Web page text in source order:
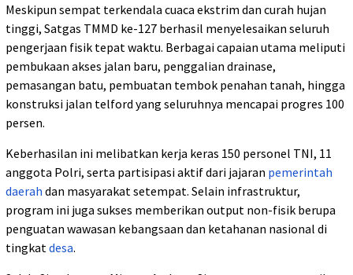
Meskipun sempat terkendala cuaca ekstrim dan curah hujan
tinggi, Satgas TMMD ke-127 berhasil menyelesaikan seluruh
pengerjaan fisik tepat waktu. Berbagai capaian utama meliputi
pembukaan akses jalan baru, penggalian drainase,
pemasangan batu, pembuatan tembok penahan tanah, hingga
konstruksi jalan telford yang seluruhnya mencapai progres 100
persen.
Keberhasilan ini melibatkan kerja keras 150 personel TNI, 11
anggota Polri, serta partisipasi aktif dari jajaran pemerintah
daerah dan masyarakat setempat. Selain infrastruktur,
program ini juga sukses memberikan output non-fisik berupa
penguatan wawasan kebangsaan dan ketahanan nasional di
tingkat desa.